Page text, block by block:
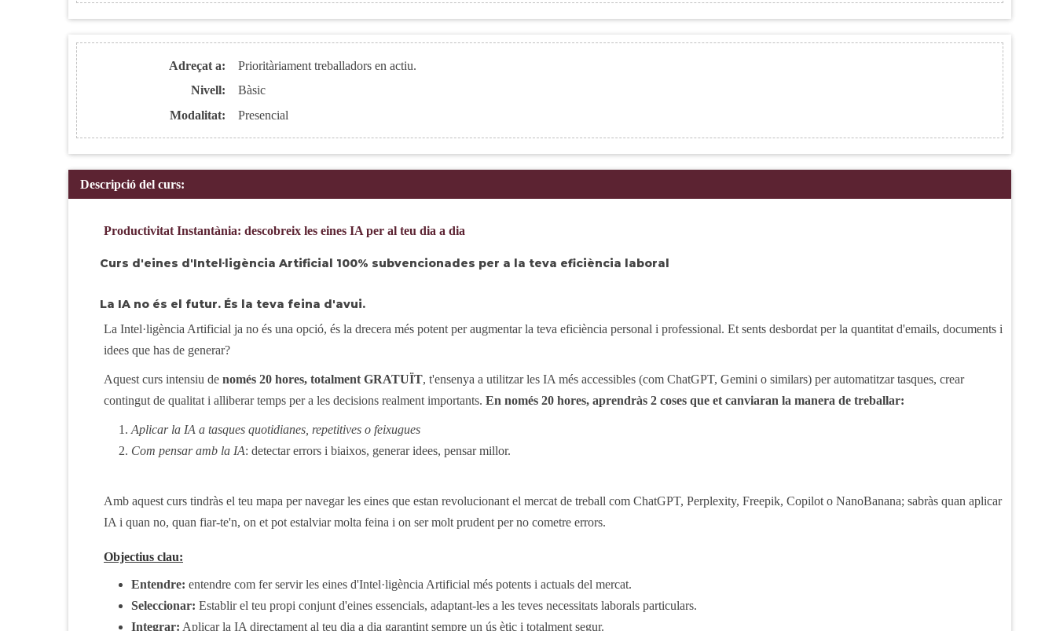
Adreçat a:
Prioritàriament treballadors en actiu.
Nivell:
Bàsic
Modalitat:
Presencial
Descripció del curs:
Productivitat Instantània: descobreix les eines IA per al teu dia a dia
Curs d'eines d'Intel·ligència Artificial 100% subvencionades per a la teva eficiència laboral
La IA no és el futur. És la teva feina d'avui.
La Intel·ligència Artificial ja no és una opció, és la drecera més potent per augmentar la teva eficiència personal i professional. Et sents desbordat per la quantitat d'emails, documents i
idees que has de generar?
Aquest curs intensiu de només 20 hores, totalment GRATUÏT, t'ensenya a utilitzar les IA més accessibles (com ChatGPT, Gemini o similars) per automatitzar tasques, crear
contingut de qualitat i alliberar temps per a les decisions realment importants. En només 20 hores, aprendràs 2 coses que et canviaran la manera de treballar:
Aplicar la IA a tasques quotidianes, repetitives o feixugues
Com pensar amb la IA: detectar errors i biaixos, generar idees, pensar millor.
Amb aquest curs tindràs el teu mapa per navegar les eines que estan revolucionant el mercat de treball com ChatGPT, Perplexity, Freepik, Copilot o NanoBanana; sabràs quan aplicar
IA i quan no, quan fiar-te'n, on et pot estalviar molta feina i on ser molt prudent per no cometre errors.
Objectius clau:
Entendre: entendre com fer servir les eines d'Intel·ligència Artificial més potents i actuals del mercat.
Seleccionar: Establir el teu propi conjunt d'eines essencials, adaptant-les a les teves necessitats laborals particulars.
Integrar: Aplicar la IA directament al teu dia a dia garantint sempre un ús ètic i totalment segur.